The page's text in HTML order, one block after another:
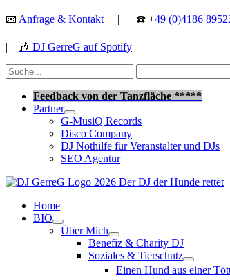
Zum
springen
📧 Anfrage & Kontakt | ☎️ +49 (0)4186
| 🎶 DJ GerreG auf Spotify
Suchen
nach:
Feedback von der Tanzfläche *****
Partner
G-MusiQ Records
Disco Company
DJ Nothilfe für Veranstalter und DJs
SEO Agentur
Home
BIO
Über Mich
Benefiz & Charity DJ
Soziales & Tierschutz
Einen Hund aus einer